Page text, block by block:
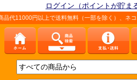
ログイン（ポイントが貯ま
料無料（一部を除く）、ネコポス1通250円（